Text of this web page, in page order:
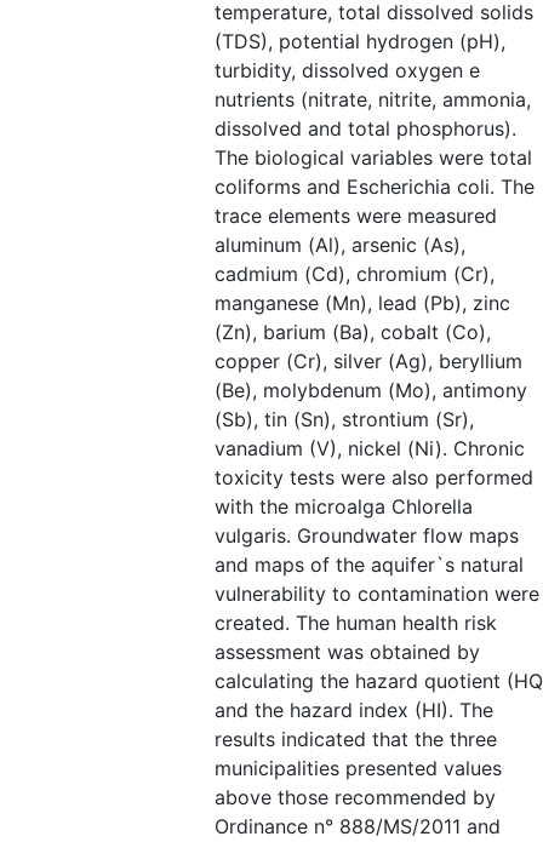
temperature, total dissolved solids
(TDS), potential hydrogen (pH),
turbidity, dissolved oxygen e
nutrients (nitrate, nitrite, ammonia,
dissolved and total phosphorus).
The biological variables were total
coliforms and Escherichia coli. The
trace elements were measured
aluminum (Al), arsenic (As),
cadmium (Cd), chromium (Cr),
manganese (Mn), lead (Pb), zinc
(Zn), barium (Ba), cobalt (Co),
copper (Cr), silver (Ag), beryllium
(Be), molybdenum (Mo), antimony
(Sb), tin (Sn), strontium (Sr),
vanadium (V), nickel (Ni). Chronic
toxicity tests were also performed
with the microalga Chlorella
vulgaris. Groundwater flow maps
and maps of the aquifer`s natural
vulnerability to contamination were
created. The human health risk
assessment was obtained by
calculating the hazard quotient
and the hazard index (HI). The
results indicated that the three
municipalities presented values
above those recommended by
Ordinance n° 888/MS/2011 and